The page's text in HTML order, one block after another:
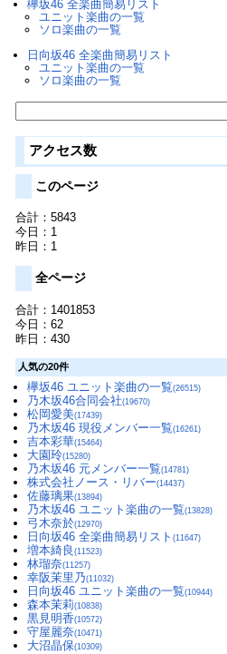
欅坂46 全楽曲簡易リスト
ユニット楽曲の一覧
ソロ楽曲の一覧
日向坂46 全楽曲簡易リスト
ユニット楽曲の一覧
ソロ楽曲の一覧
アクセス数
このページ
合計：5843
今日：1
昨日：1
全ページ
合計：1401853
今日：62
昨日：430
人気の20件
欅坂46 ユニット楽曲の一覧(26515)
乃木坂46合同会社(19670)
松岡愛美(17439)
乃木坂46 現役メンバー一覧(16261)
吉本彩華(15464)
大園玲(15280)
乃木坂46 元メンバー一覧(14781)
株式会社ノース・リバー(14437)
佐藤璃果(13894)
乃木坂46 ユニット楽曲の一覧(13828)
弓木奈於(12970)
日向坂46 全楽曲簡易リスト (11647)
増本綺良 (11523)
林瑠奈(11257)
幸阪茉里乃(11032)
日向坂46 ユニット楽曲の一覧(10944)
森本茉莉(10838)
黒見明香(10572)
守屋麗奈(10471)
大沼晶保(10309)